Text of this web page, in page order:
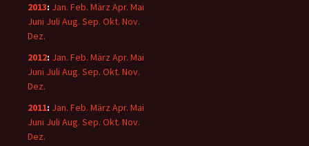
2013: Jan. Feb. März Apr. Mai
Juni Juli Aug. Sep. Okt. Nov.
Dez.
2012: Jan. Feb. März Apr. Mai
Juni Juli Aug. Sep. Okt. Nov.
Dez.
2011: Jan. Feb. März Apr. Mai
Juni Juli Aug. Sep. Okt. Nov.
Dez.